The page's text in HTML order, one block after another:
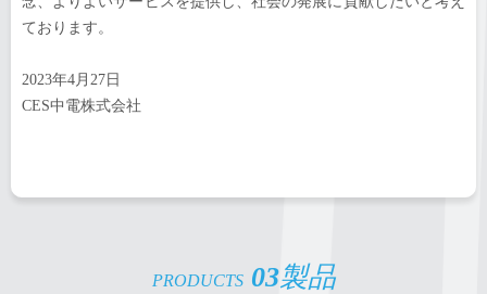
PRODUCTS03製品
ております。
2023年4月27日
CES中電株式会社